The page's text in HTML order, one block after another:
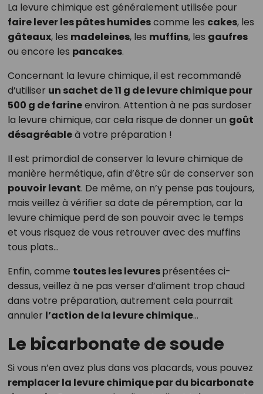
La levure chimique est généralement utilisée pour
faire lever les pâtes humidescomme les cakes, les
gâteaux, les madeleines, les muffins, les gaufres
ou encore les pancakes.
Concernant la levure chimique, il est recommandé
d’utiliser un sachet de 11 g de levure chimique pour
500 g de farineenviron. Attention à ne pas surdoser
la levure chimique, car cela risque de donner un goût
désagréableà votre préparation !
Il est primordial de conserver la levure chimique de
manière hermétique, afin d’être sûr de conserver son
pouvoir levant. De même, on n’y pense pas toujours,
mais veillez à vérifier sa date de péremption, car la
levure chimique perd de son pouvoir avec le temps
et vous risquez de vous retrouver avec des muffins
tous plats…
Enfin, comme toutes les levuresprésentées ci-
dessus, veillez à ne pas verser d’aliment trop chaud
dans votre préparation, autrement cela pourrait
annuler l’action de la levure chimique…
Le bicarbonate de soude
Si vous n’en avez plus dans vos placards, vous pouvez
remplacer la levure chimique par du bicarbonate